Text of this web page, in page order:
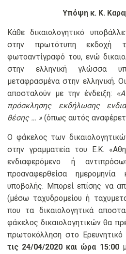
Υπόψη κ. Κ.
Κάθε δικαιολογητικό
στην πρωτότυπη εκδοχή
φωτοαντίγραφό του, ενώ
στην ελληνική γλώσσα
μεταφρασμένα στην ελληνική.
αποσταλούν με την ένδειξη:
πρόσκλησης εκδήλωσης
θέσης … » (όπως αυτός
Ο φάκελος των
στην γραμματεία του Ε.Κ.
ενδιαφερόμενο ή
προαναφερθείσα
υποβολής. Μπορεί επίσης να
(μέσω ταχυδρομείου ή
που τα δικαιολογητικά
φάκελος δικαιολογητικών θα
πρωτοκόλληση στο Ερευνητικό
τις 24/04/2020 και ώρα 15:00